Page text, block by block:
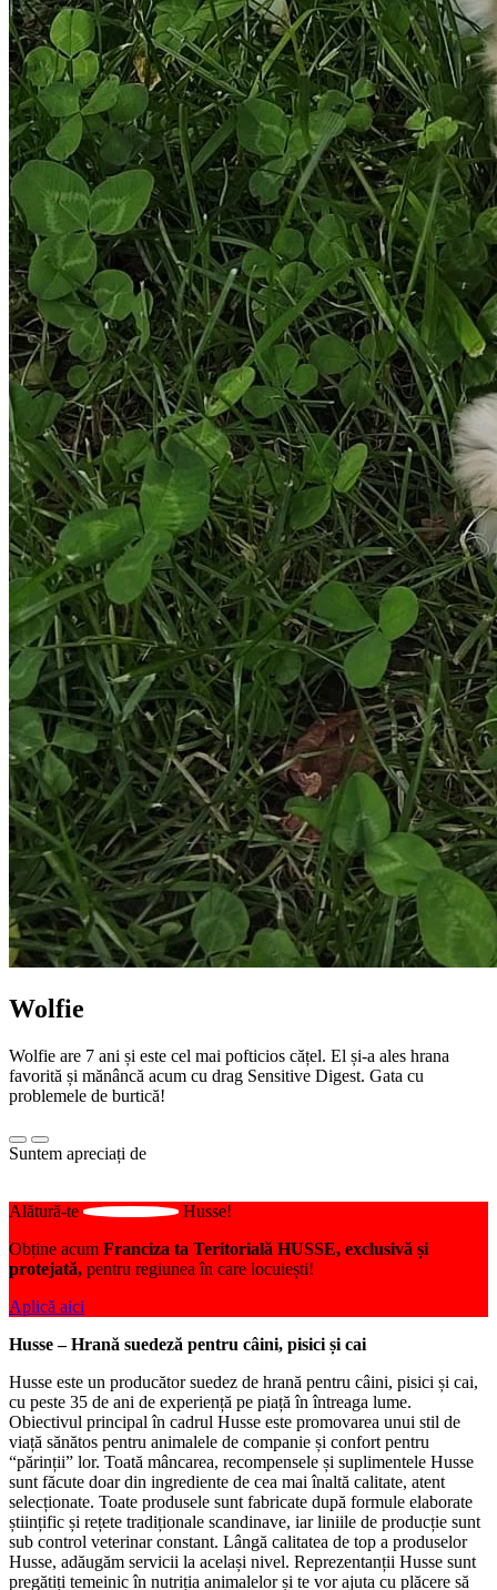
Wolfie
Wolfie are 7 ani și este cel mai pofticios cățel. El și-a ales hrana
favorită și mănâncă acum cu drag Sensitive Digest. Gata cu
problemele de burtică!
Suntem apreciați de
Alătură-te
Husse!
Obține acum Franciza ta Teritorială HUSSE, exclusivă și
protejată, pentru regiunea în care locuiești!
Aplică aici
Husse – Hrană suedeză pentru câini, pisici și cai
Husse este un producător suedez de hrană pentru câini, pisici și cai,
cu peste 35 de ani de experiență pe piață în întreaga lume.
Obiectivul principal în cadrul Husse este promovarea unui stil de
viață sănătos pentru animalele de companie și confort pentru
“părinții” lor. Toată mâncarea, recompensele și suplimentele Husse
sunt făcute doar din ingrediente de cea mai înaltă calitate, atent
selecționate. Toate produsele sunt fabricate după formule elaborate
științific și rețete tradiționale scandinave, iar liniile de producție sunt
sub control veterinar constant. Lângă calitatea de top a produselor
Husse, adăugăm servicii la același nivel. Reprezentanții Husse sunt
pregătiți temeinic în nutriția animalelor și te vor ajuta cu plăcere să